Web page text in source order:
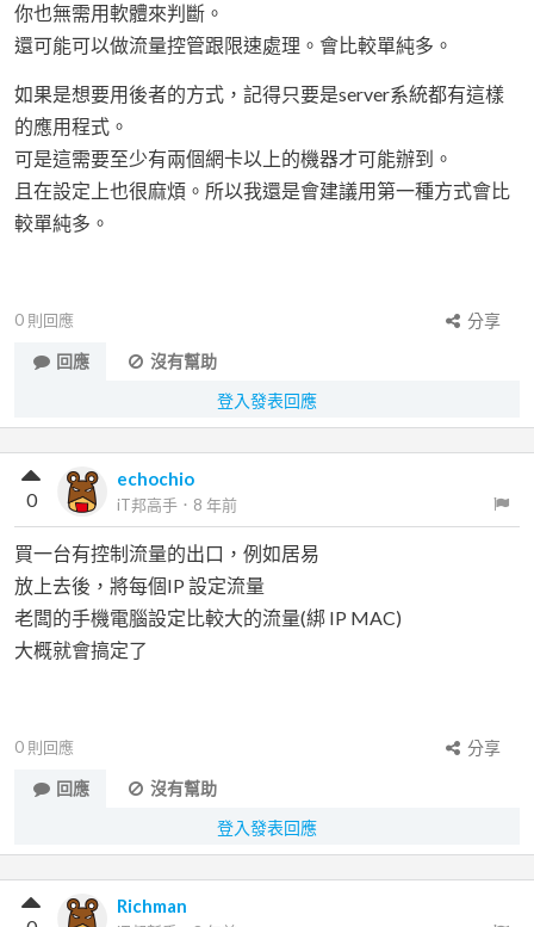
你也無需用軟體來判斷。
還可能可以做流量控管跟限速處理。會比較單純多。
如果是想要用後者的方式，記得只要是server系統都有這樣
的應用程式。
可是這需要至少有兩個網卡以上的機器才可能辦到。
且在設定上也很麻煩。所以我還是會建議用第一種方式會比
較單純多。
0 則回應
分享
回應
沒有幫助
登入發表回應
echochio
iT邦高手 ． 8 年前
0
買一台有控制流量的出口，例如居易
放上去後，將每個IP 設定流量
老闆的手機電腦設定比較大的流量(綁 IP MAC)
大概就會搞定了
0 則回應
分享
回應
沒有幫助
登入發表回應
Richman